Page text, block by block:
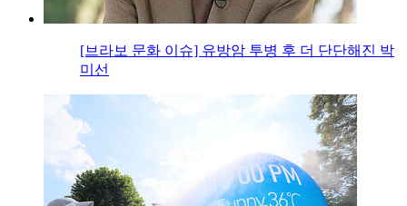
[브라보 문화 이슈] 유방암 투병 후 더 단단해진 박
미선